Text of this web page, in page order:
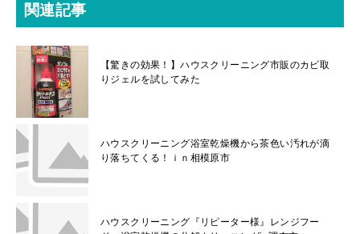
関連記事
【驚きの効果！】ハウスクリーニング市販のカビ取
りジェルを試してみた
ハウスクリーニング浴室乾燥機から茶色い汚れが滴
り落ちてくる！ｉｎ相模原市
ハウスクリーニング『リピーター様』レンジフー